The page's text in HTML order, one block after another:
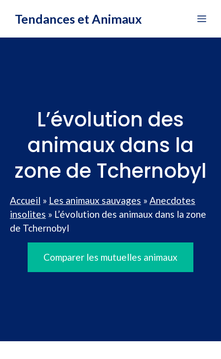
Tendances et Animaux
L’évolution des
animaux dans la
zone de Tchernobyl
Accueil » Les animaux sauvages » Anecdotes
insolites » L’évolution des animaux dans la zone
de Tchernobyl
Comparer les mutuelles animaux